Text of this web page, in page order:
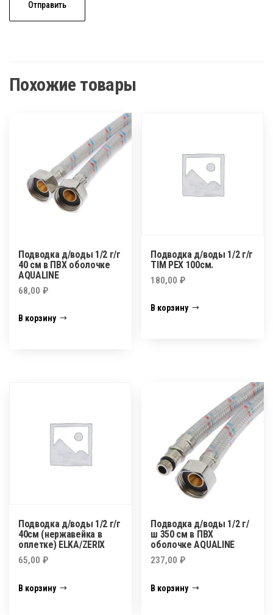
Похожие товары
Подводка д/воды 1/2 г/г
40 см в ПВХ оболочке
AQUALINE
68,00 ₽
В корзину
Подводка д/воды 1/2 г/г
TIM PEX 100см.
180,00₽
В корзину
Подводка д/воды 1/2 г/г
40см (нержавейка в
оплетке) ELKA/ZERIX
65,00 ₽
В корзину
Подводка д/воды 1/2 г/
ш 350 см в ПВХ
оболочке AQUALINE
237,00₽
В корзину